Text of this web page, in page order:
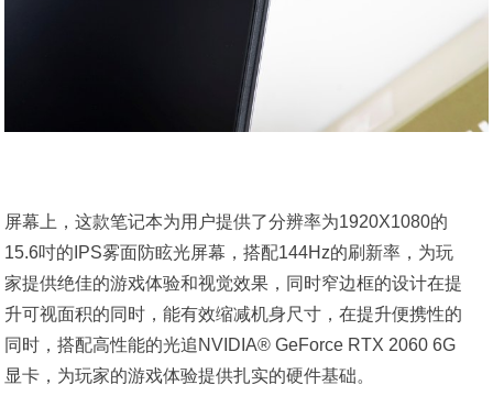
屏幕上，这款笔记本为用户提供了分辨率为1920X1080的
15.6吋的IPS雾面防眩光屏幕，搭配144Hz的刷新率，为玩
家提供绝佳的游戏体验和视觉效果，同时窄边框的设计在提
升可视面积的同时，能有效缩减机身尺寸，在提升便携性的
同时，搭配高性能的光追NVIDIA® GeForce RTX 2060 6G
显卡，为玩家的游戏体验提供扎实的硬件基础。